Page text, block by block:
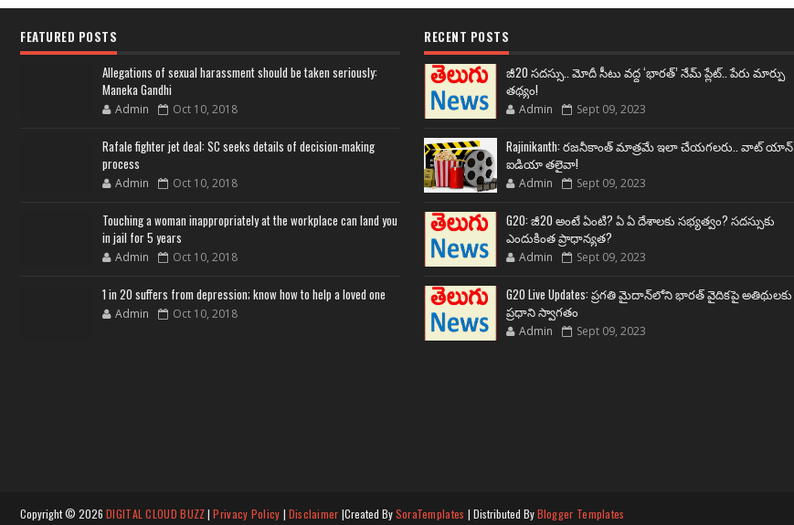
FEATURED POSTS
Allegations of sexual harassment should be taken seriously:
Maneka Gandhi
Admin Oct 10, 2018
Rafale fighter jet deal: SC seeks details of decision-making
process
Admin Oct 10, 2018
Touching a woman inappropriately at the workplace can land you
in jail for 5 years
Admin Oct 10, 2018
1 in 20 suffers from depression; know how to help a loved one
Admin Oct 10, 2018
RECENT POSTS
జీ20 సదస్సు.. మోదీ సీటు వద్ద ‘భారత్’ నేమ్ ప్లేట్‌.. పేరు మార్పు
తథ్యం!
Admin Sept 09, 2023
Rajinikanth: రజనీకాంత్ మాత్రమే ఇలా చేయగలరు.. వాట్ యాన్
ఐడియా తలైవా!
Admin Sept 09, 2023
G20: జీ20 అంటే ఏంటి? ఏ ఏ దేశాలకు సభ్యత్వం? సదస్సుకు
ఎందుకింత ప్రాధాన్యత?
Admin Sept 09, 2023
G20 Live Updates: ప్రగతి మైదాన్‌లోని భారత్ వైదికపై అతిథులకు
ప్రధాని స్వాగతం
Admin Sept 09, 2023
Copyright © 2026 DIGITAL CLOUD BUZZ|Privacy Policy | Disclaimer |Created BySoraTemplates | Distributed ByBlogger Templates